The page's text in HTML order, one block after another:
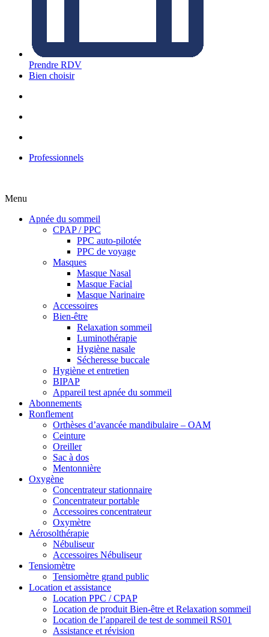
Prendre RDV
Bien choisir
Professionnels
Menu
Apnée du sommeil
CPAP / PPC
PPC auto-pilotée
PPC de voyage
Masques
Masque Nasal
Masque Facial
Masque Narinaire
Accessoires
Bien-être
Relaxation sommeil
Luminothérapie
Hygiène nasale
Sécheresse buccale
Hygiène et entretien
BIPAP
Appareil test apnée du sommeil
Abonnements
Ronflement
Orthèses d’avancée mandibulaire – OAM
Ceinture
Oreiller
Sac à dos
Mentonnière
Oxygène
Concentrateur stationnaire
Concentrateur portable
Accessoires concentrateur
Oxymètre
Aérosolthérapie
Nébuliseur
Accessoires Nébuliseur
Tensiomètre
Tensiomètre grand public
Location et assistance
Location PPC / CPAP
Location de produit Bien-être et Relaxation sommeil
Location de l’appareil de test de sommeil RS01
Assistance et révision